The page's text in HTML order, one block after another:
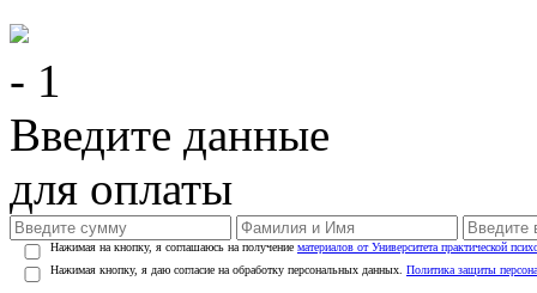
- 1
Введите данные
для оплаты
Нажимая на кнопку, я соглашаюсь на получение материалов от Университета практической
Нажимая кнопку, я даю согласие на обработку персональных данных. Политика защиты